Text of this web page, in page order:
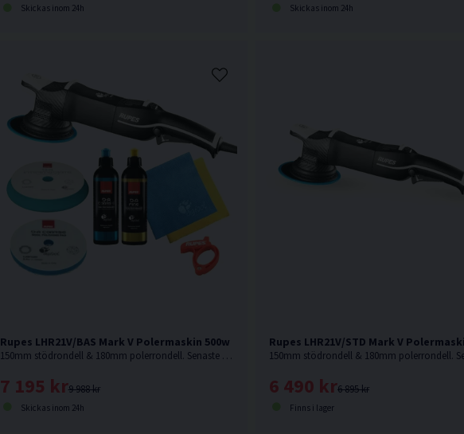
Skickas inom 24h Skickas inom 24h
Rupes LHR21V/BAS Mark V Polermaskin 500w
150mm stödrondell & 180mm polerrondell. Senaste modellen från Rupes.
9 988 kr
7 195 kr
Skickas inom 24h
Rupes LHR21V/STD Mark V
6 895 kr
6 490 kr
Finns i lager